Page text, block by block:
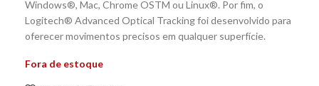
Windows®, Mac, Chrome OSTM ou Linux®. Por fim, o
Logitech® Advanced Optical Tracking foi desenvolvido para
oferecer movimentos precisos em qualquer superfície.
Fora de estoque